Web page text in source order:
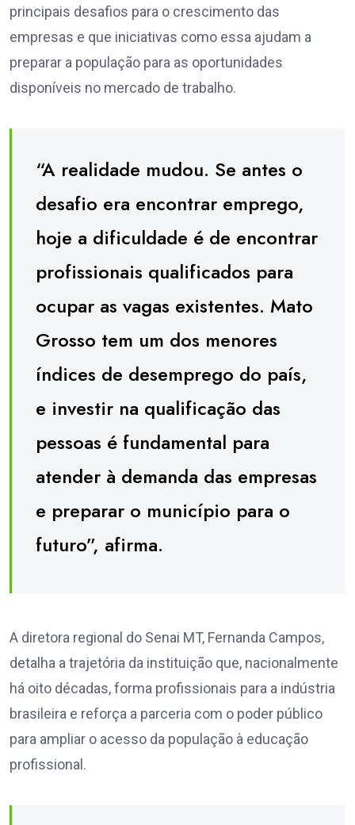
principais desafios para o crescimento das
empresas e que iniciativas como essa ajudam a
preparar a população para as oportunidades
disponíveis no mercado de trabalho.
“A realidade mudou. Se antes o
desafio era encontrar emprego,
hoje a dificuldade é de encontrar
profissionais qualificados para
ocupar as vagas existentes. Mato
Grosso tem um dos menores
índices de desemprego do país,
e investir na qualificação das
pessoas é fundamental para
atender à demanda das empresas
e preparar o município para o
futuro”, afirma.
A diretora regional do Senai MT, Fernanda Campos,
detalha a trajetória da instituição que, nacionalmente
há oito décadas, forma profissionais para a indústria
brasileira e reforça a parceria com o poder público
para ampliar o acesso da população à educação
profissional.